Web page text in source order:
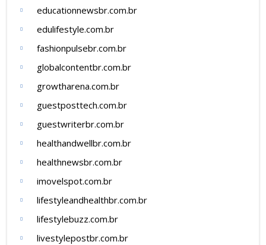
educationnewsbr.com.br
edulifestyle.com.br
fashionpulsebr.com.br
globalcontentbr.com.br
growtharena.com.br
guestposttech.com.br
guestwriterbr.com.br
healthandwellbr.com.br
healthnewsbr.com.br
imovelspot.com.br
lifestyleandhealthbr.com.br
lifestylebuzz.com.br
livestylepostbr.com.br